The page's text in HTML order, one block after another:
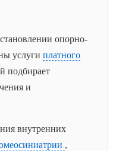
опорно-
услуги платного
подбирает
и
внутренних
,